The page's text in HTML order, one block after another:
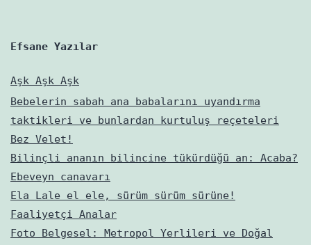
Efsane Yazılar
Aşk Aşk Aşk
Bebelerin sabah ana babalarını uyandırma
taktikleri ve bunlardan kurtuluş reçeteleri
Bez Velet!
Bilinçli ananın bilincine tükürdüğü an: Acaba?
Ebeveyn canavarı
Ela Lale el ele, sürüm sürüm sürüne!
Faaliyetçi Analar
Foto Belgesel: Metropol Yerlileri ve Doğal